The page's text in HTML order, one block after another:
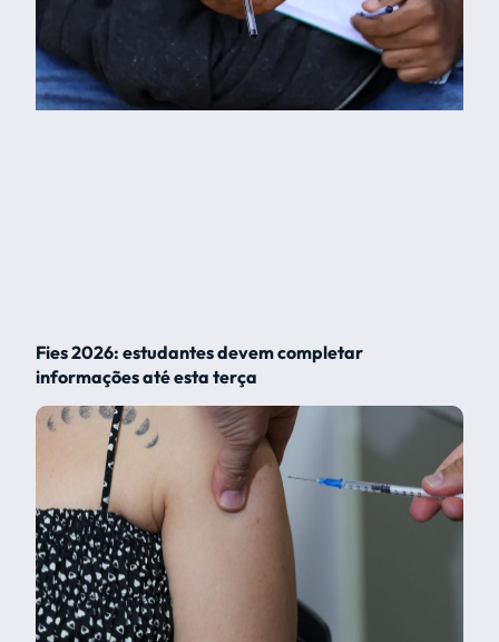
Fies 2026: estudantes devem completar
informações até esta terça